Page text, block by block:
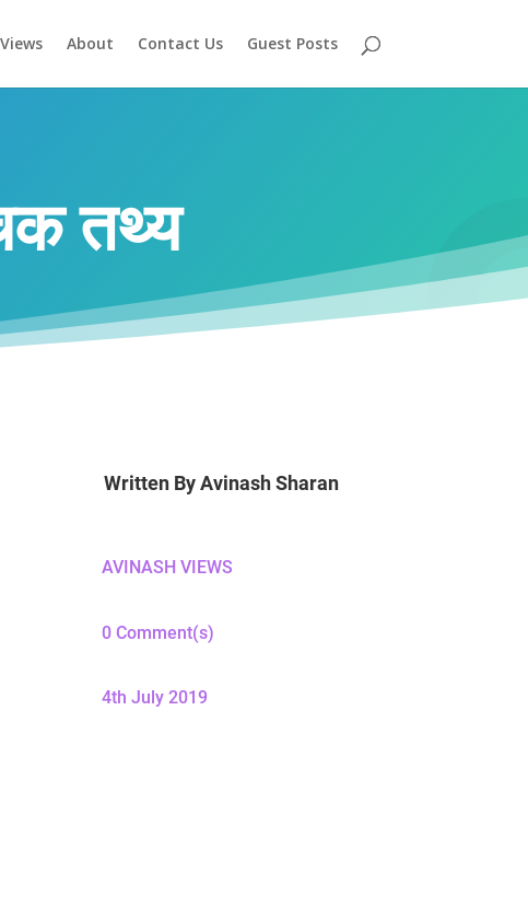
About Contact Us Guest Posts
तथ्य
Written ByAvinash Sharan
AVINASH VIEWS
0 Comment(s)
4th July 2019